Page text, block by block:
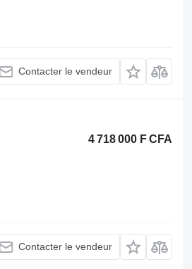
Contacter le vendeur
4 718 000 F CFA
Contacter le vendeur